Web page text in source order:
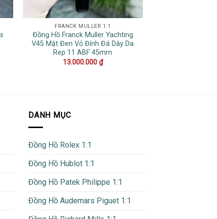
FRANCK MULLER 1:1
Đồng Hồ Franck Muller Yachting
V45 Mặt Đen Vỏ Đính Đá Dây Da
Rep 11 ABF 45mm
13.000.000 ₫
DANH MỤC
Đồng Hồ Rolex 1:1
Đồng Hồ Hublot 1:1
Đồng Hồ Patek Philippe 1:1
Đồng Hồ Audemars Piguet 1:1